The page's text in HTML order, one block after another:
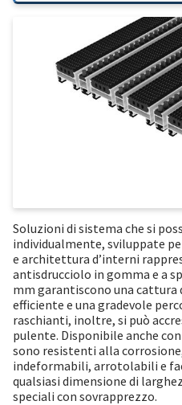
Soluzioni di sistema che si
individualmente, sviluppate
e architettura d’interni
antisdrucciolo in gomma e a
mm garantiscono una
efficiente e una gradevole
raschianti, inoltre, si può
pulente. Disponibile anche
sono resistenti alla
indeformabili, arrotolabili e
qualsiasi dimensione di
speciali con sovrapprezzo.